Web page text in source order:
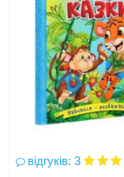
відгуків: 3